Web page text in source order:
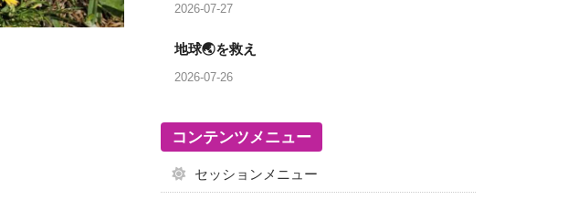
2026-07-27
地球🌏を救え
2026-07-26
コンテンツメニュー
セッションメニュー